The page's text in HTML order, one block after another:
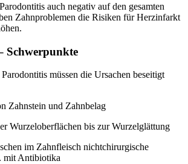
auch negativ auf den gesamten
Zahnproblemen die Risiken für Herzinfarkt
Schwerpunkte
müssen die Ursachen beseitigt
Zahnstein und Zahnbelag
Wurzeloberflächen bis zur Wurzelglättung
im Zahnfleisch nichtchirurgische
mit Antibiotika